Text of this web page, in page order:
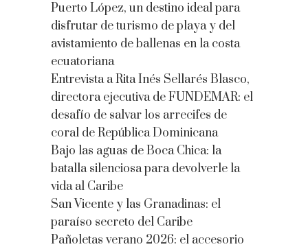
Puerto López, un destino ideal para
disfrutar de turismo de playa y del
avistamiento de ballenas en la costa
ecuatoriana
Entrevista a Rita Inés Sellarés Blasco,
directora ejecutiva de FUNDEMAR: el
desafío de salvar los arrecifes de
coral de República Dominicana
Bajo las aguas de Boca Chica: la
batalla silenciosa para devolverle la
vida al Caribe
San Vicente y las Granadinas: el
paraíso secreto del Caribe
Pañoletas verano 2026: el accesorio